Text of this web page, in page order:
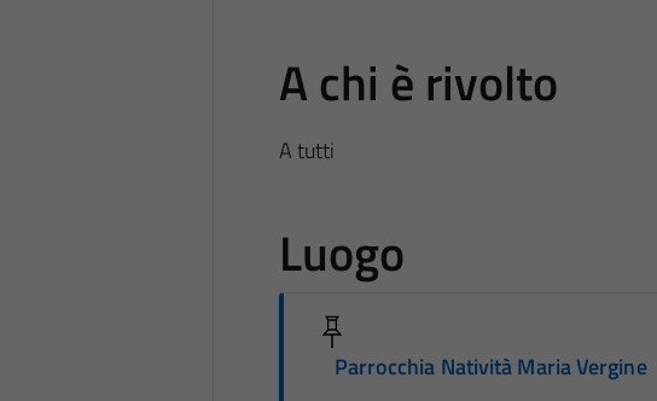
A chi è rivolto
A tutti
Luogo
Parrocchia Natività Maria Vergine